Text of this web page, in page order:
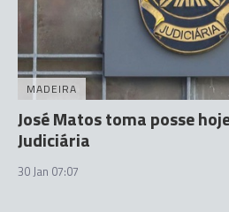
MADEIRA
José Matos toma posse
Judiciária
30 Jan 07:07